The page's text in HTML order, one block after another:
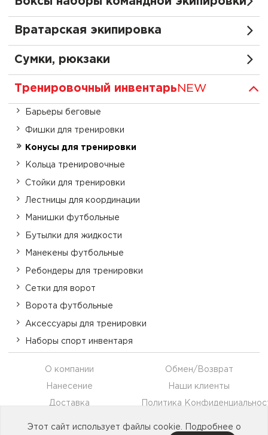
Вратарская экипировка
Сумки, рюкзаки
Тренировочный инвентарь NEW
Барьеры беговые
Фишки для тренировки
Конусы для тренировки
Кольца тренировочные
Стойки для тренировки
Лестницы для координации
Манишки футбольные
Бутылки для жидкости
Манекены футбольные
Ребондеры для тренировки
Сетки для ворот
Ворота футбольные
Аксессуары для тренировки
Наборы спорт инвентаря
О компании
Нанесение
Доставка
Обмен/Возврат
Наши клиенты
Политика
Этот сайт использует файлы cookie. Подробнее о